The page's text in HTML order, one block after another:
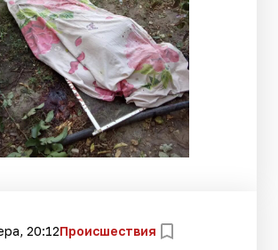
20:12Происшествия